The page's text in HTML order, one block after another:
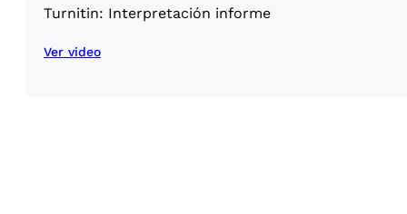
Turnitin: Interpretación informe
Ver video